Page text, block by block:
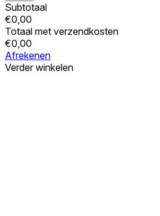
Subtotaal
€0,00
Totaal met verzendkosten
€0,00
Afrekenen
Verder winkelen